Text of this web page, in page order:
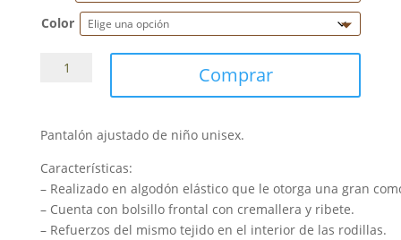
Color
Pantalón
Comprar
Pantalón ajustado de niño unisex.
Características:
– Realizado en algodón elástico que le otorga una gran
– Cuenta con bolsillo frontal con cremallera y ribete.
– Refuerzos del mismo tejido en el interior de las rodillas.